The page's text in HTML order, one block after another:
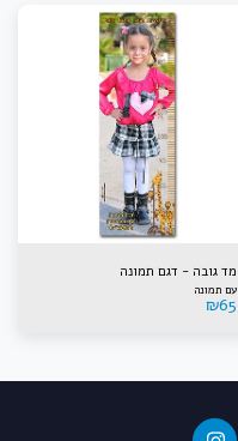
מד גובה - דגם תמונה
עם תמונה
₪65